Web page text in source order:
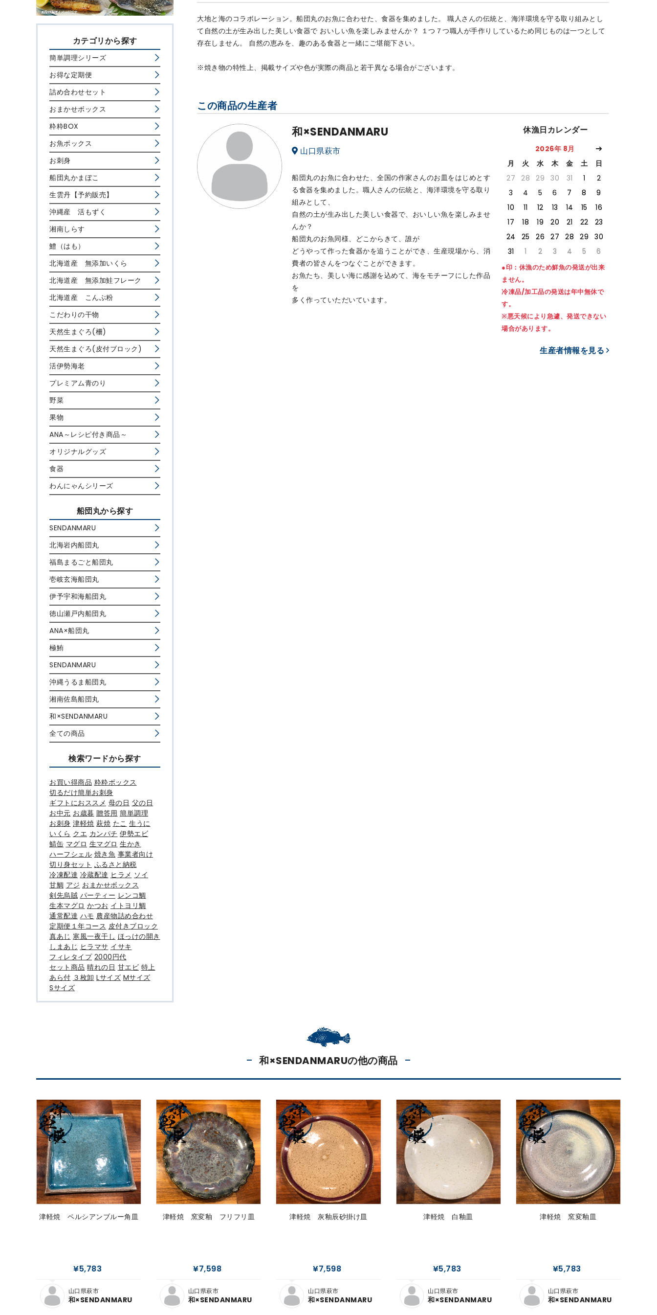
カテゴリから探す
簡単調理シリーズ
お得な定期便
詰め合わせセット
おまかせボックス
粋粋BOX
お魚ボックス
お刺身
船団丸かまぼこ
生雲丹【予約販売】
沖縄産 活もずく
湘南しらす
鱧（はも）
北海道産 無添加いくら
北海道産 無添加鮭フレーク
北海道産 こんぶ粉
こだわりの干物
天然生まぐろ(柵)
天然生まぐろ(皮付ブロック)
活伊勢海老
プレミアム青のり
野菜
果物
ANA～レシピ付き商品～
オリジナルグッズ
食器
わんにゃんシリーズ
船団丸から探す
SENDANMARU
北海岩内船団丸
福島まるごと船団丸
壱岐玄海船団丸
伊予宇和海船団丸
徳山瀬戸内船団丸
ANA×船団丸
極鮪
SENDANMARU
沖縄うるま船団丸
湘南佐島船団丸
和×SENDANMARU
全ての商品
検索ワードから探す
お買い得商品 粋粋ボックス
切るだけ簡単お刺身
ギフトにおススメ 母の日 父の日
お中元 お歳暮 贈答用 簡単調理
お刺身 津軽焼 萩焼 たこ 生うに
いくら クエ カンパチ 伊勢エビ
鯖缶 マグロ 生マグロ 生かき
ハーフシェル 焼き魚 事業者向け
切り身セット ふるさと納税
冷凍配達 冷蔵配達 ヒラメ ソイ
甘鯛 アジ おまかせボックス
剣先烏賊 パーティー レンコ鯛
生本マグロ かつお イトヨリ鯛
通常配達 ハモ 農産物詰め合わせ
定期便１年コース 皮付きブロック
真あじ 寒風一夜干し ほっけの開き
しまあじ ヒラマサ イサキ
フィレタイプ 2000円代
セット商品 晴れの日 甘エビ 特上
あら付 ３枚卸 Lサイズ Mサイズ
Sサイズ
大地と海のコラボレーション。船団丸のお魚に合わせた、食器を集めました。 職人さんの伝統と、海洋環境を守る取り組みとし
て自然の土が生み出した美しい食器で おいしい魚を楽しみませんか？ １つ７つ職人が手作りしているため同じものは一つとして
存在しません。 自然の恵みを、趣のある食器と一緒にご堪能下さい。
※焼き物の特性上、掲載サイズや色が実際の商品と若干異なる場合がございます。
この商品の生産者
和×SENDANMARU
山口県萩市
船団丸のお魚に合わせた、全国の作家さんのお皿をはじめとす
る食器を集めました。職人さんの伝統と、海洋環境を守る取り
組みとして、
自然の土が生み出した美しい食器で、おいしい魚を楽しみませ
んか？
船団丸のお魚同様、どこからきて、誰が
どうやって作った食器かを追うことができ、生産現場から、消
費者の皆さんをつなぐことができます。
お魚たち、美しい海に感謝を込めて、海をモチーフにした作品
を
多く作っていただいています。
休漁日カレンダー
2026年 8月
月
火 水 木 金 土
日
27
28 29 30 31 1
2
3
4 5 6 7 8
9
10
11 12 13 14 15
16
17
18 19 20 21 22
23
24
25 26 27 28 29
30
31
1 2 3 4 5 6
●印：休漁のため鮮魚の発送が出来
ません。
冷凍品/加工品の発送は年中無休で
す。
※悪天候により急遽、発送できない
場合があります。
生産者情報を見る
和×SENDANMARUの他の商品
津軽焼 ペルシアンブルー角皿
¥5,783
山口県萩市
和×SENDANMARU
津軽焼 窯変釉 フリフリ皿
¥7,598
山口県萩市
和×SENDANMARU
津軽焼 灰釉辰砂掛け皿
¥7,598
山口県萩市
和×SENDANMARU
津軽焼 白釉皿
¥5,783
山口県萩市
和×SENDANMARU
津軽焼 窯変釉皿
¥5,783
山口県萩市
和×SENDANMARU